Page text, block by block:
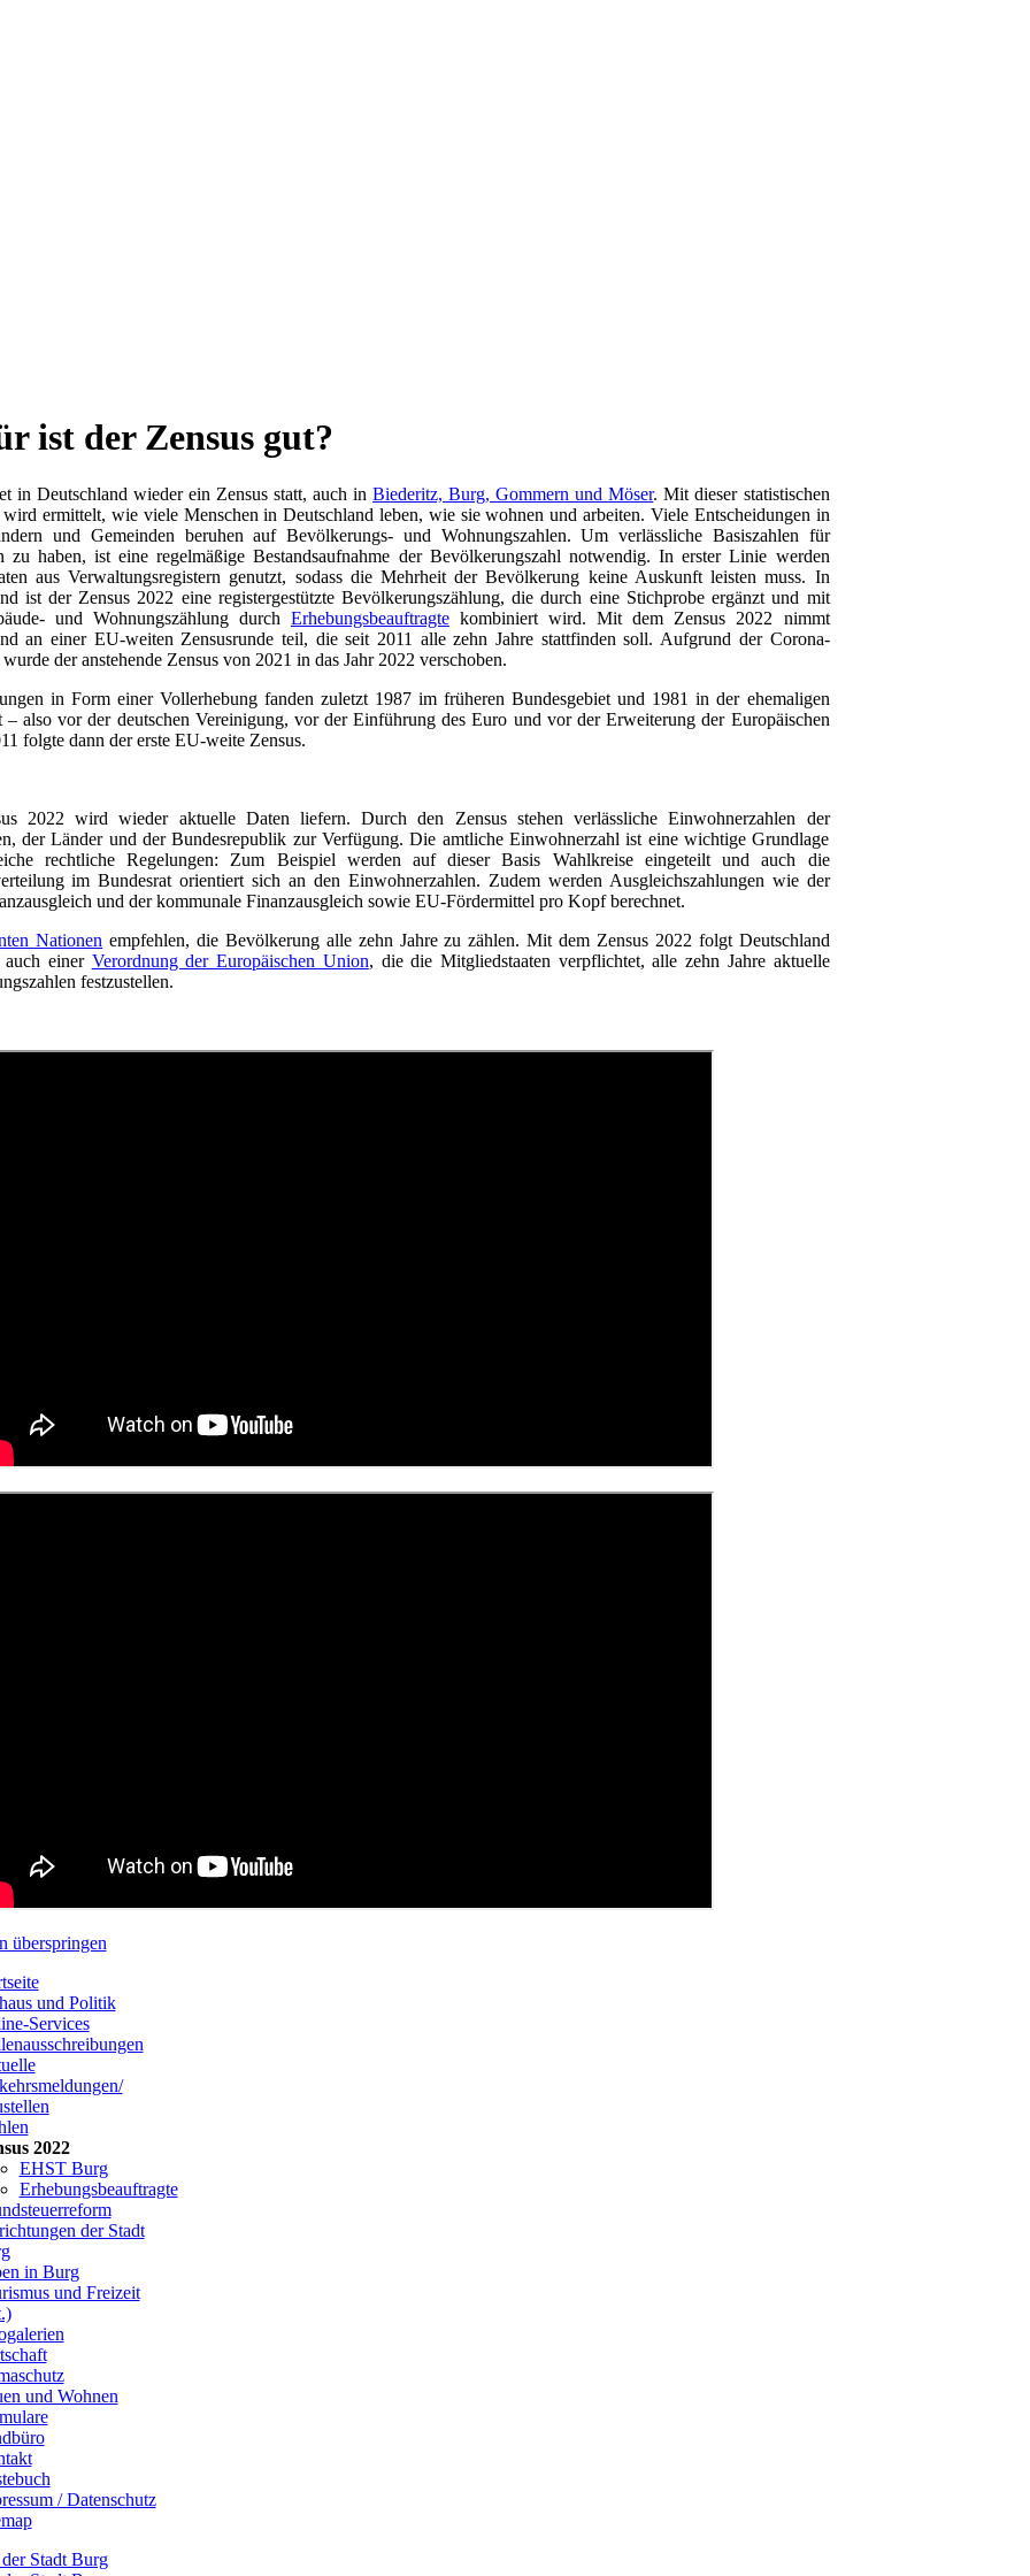
ist der Zensus gut?
in Deutschland wieder ein Zensus statt, auch inBiederitz, Burg, Gommern und Möser. Mit dieser statistischen
wird ermittelt, wie viele Menschen in Deutschland leben, wie sie wohnen und arbeiten. Viele Entscheidungen in
und Gemeinden beruhen auf Bevölkerungs- und Wohnungszahlen. Um verlässliche Basiszahlen für
zu haben, ist eine regelmäßige Bestandsaufnahme der Bevölkerungszahl notwendig. In erster Linie werden
aus Verwaltungsregistern genutzt, sodass die Mehrheit der Bevölkerung keine Auskunft leisten muss. In
ist der Zensus 2022 eine registergestützte Bevölkerungszählung, die durch eine Stichprobe ergänzt und mit
und Wohnungszählung durch Erhebungsbeauftragtekombiniert wird. Mit dem Zensus 2022 nimmt
an einer EU-weiten Zensusrunde teil, die seit 2011 alle zehn Jahre stattfinden soll. Aufgrund der Corona-
der anstehende Zensus von 2021 in das Jahr 2022 verschoben.
in Form einer Vollerhebung fanden zuletzt 1987 im früheren Bundesgebiet und 1981 in der ehemaligen
– also vor der deutschen Vereinigung, vor der Einführung des Euro und vor der Erweiterung der Europäischen
folgte dann der erste EU-weite Zensus.
2022 wird wieder aktuelle Daten liefern. Durch den Zensus stehen verlässliche Einwohnerzahlen der
der Länder und der Bundesrepublik zur Verfügung. Die amtliche Einwohnerzahl ist eine wichtige Grundlage
rechtliche Regelungen: Zum Beispiel werden auf dieser Basis Wahlkreise eingeteilt und auch die
im Bundesrat orientiert sich an den Einwohnerzahlen. Zudem werden Ausgleichszahlungen wie der
und der kommunale Finanzausgleich sowie EU-Fördermittel pro Kopf berechnet.
Nationen empfehlen, die Bevölkerung alle zehn Jahre zu zählen. Mit dem Zensus 2022 folgt Deutschland
auch einer Verordnung der Europäischen Union, die die Mitgliedstaaten verpflichtet, alle zehn Jahre aktuelle
festzustellen.
überspringen
und Politik
Services
2022
EHST Burg
Erhebungsbeauftragte
der Stadt
in Burg
und Freizeit
und Wohnen
/ Datenschutz